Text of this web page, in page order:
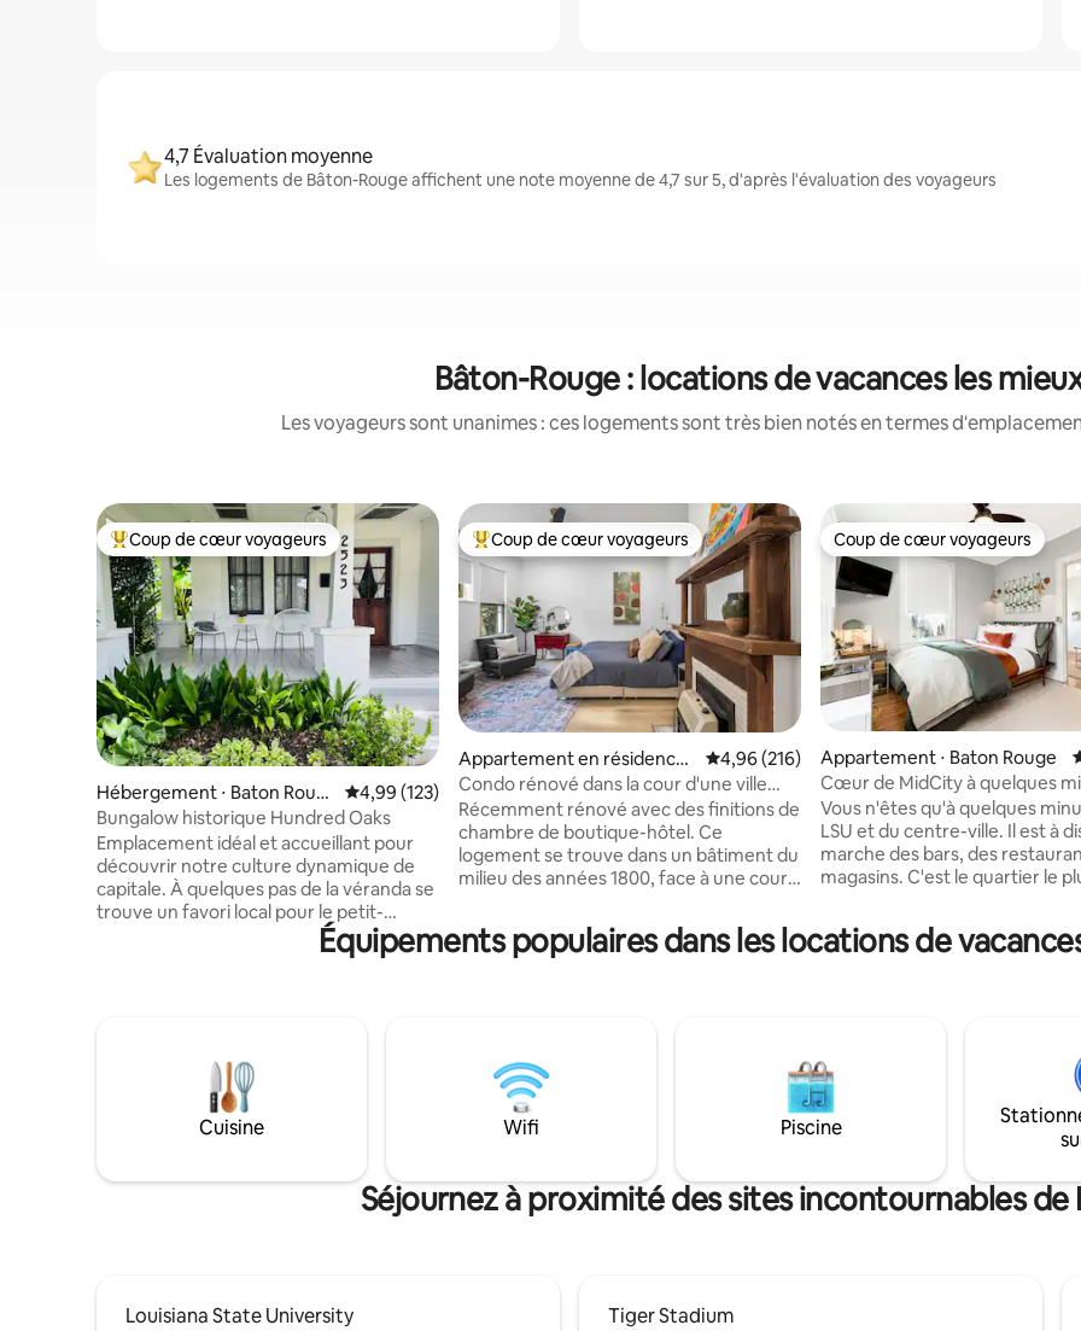
4,7 Évaluation moyenne
Les logements de Bâton-Rouge affichent une note moyenne de 4,7 sur 5, d'après l'évaluation des voyageurs
Bâton-Rouge : locations de vacances les
Les voyageurs sont unanimes : ces logements sont très bien notés en termes
Coups de cœur voyageurs les plus appréciés
Coup de cœur voyageurs
Hébergement ⋅ Baton Roug
e
Évaluation moyenne sur la base de 123 commentaires : 4,99 sur 5
4,99 (123)
Bungalow historique Hundred Oaks
Emplacement idéal et accueillant pour
découvrir notre culture dynamique de
capitale. À quelques pas de la véranda se
trouve un favori local pour le petit-
déjeuner et les assiettes de déjeuner
créoles avec de la musique live
quelques minutes à pied se trouve le
quartier animé de Perkins Road Overpass
Merchants District avec des restaurants,
des bars et des boutiques populaires. Ou
au musée des enfants. À quelques
minutes de Mid-City, Downtown et LSU.
Coups de cœur voyageurs les plus appréciés
Coup de cœur voyageurs
Appartement en résidence ⋅
Downtown
Évaluation moyenne sur la base de 216
4,96 (216)
Condo rénové dans la cour d'une ville
espagnole | Lit King Size
Récemment rénové avec des finitions de
chambre de boutique-hôtel. Ce
logement se trouve dans un bâtiment du
milieu des années 1800, face à une cour
Capitole de l'État dans la ville historique
de Spanish Town. Marchez partout :
auront besoin de leur propre adaptateur.
Parking sur place pour un véhicule. Lit
King Size, deux conversions de chaise -
idéal pour les enfants ! Équipement pour
Coup de cœur voyageurs
Coup de cœur voyageurs
Appartement ⋅ Baton Rouge
Cœur de MidCity à quelques
LSU ! •Récemment rénové•
Vous n'êtes qu'à quelques
LSU et du centre-ville. Il est à
marche des bars, des
magasins. C'est le quartier le plus
a été récemment rénové. Il y
privé et un lave-linge/sèche-
Nous vous attendrons avec du
des collations ! Si vous avez un grand
groupe, la maison principale est
également disponible,
Équipements populaires dans les locations de
Cuisine Wifi Piscine
Séjournez à proximité des sites incontournables de
Louisiana State University
Tiger Stadium